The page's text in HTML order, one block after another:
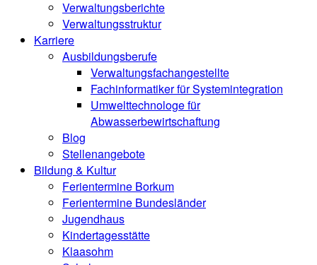
Verwaltungsberichte
Verwaltungsstruktur
Karriere
Ausbildungsberufe
Verwaltungsfachangestellte
Fachinformatiker für Systemintegration
Umwelttechnologe für
Abwasserbewirtschaftung
Blog
Stellenangebote
Bildung & Kultur
Ferientermine Borkum
Ferientermine Bundesländer
Jugendhaus
Kindertagesstätte
Klaasohm